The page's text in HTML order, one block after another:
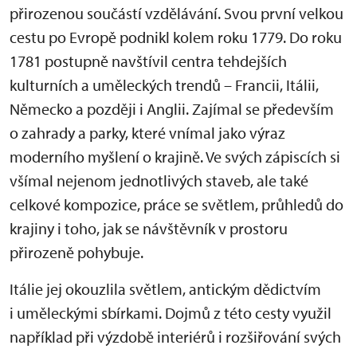
přirozenou součástí vzdělávání. Svou první velkou
cestu po Evropě podnikl kolem roku 1779. Do roku
1781 postupně navštívil centra tehdejších
kulturních a uměleckých trendů – Francii, Itálii,
Německo a později i Anglii. Zajímal se především
o zahrady a parky, které vnímal jako výraz
moderního myšlení o krajině. Ve svých zápiscích si
všímal nejenom jednotlivých staveb, ale také
celkové kompozice, práce se světlem, průhledů do
krajiny i toho, jak se návštěvník v prostoru
přirozeně pohybuje.
Itálie jej okouzlila světlem, antickým dědictvím
i uměleckými sbírkami. Dojmů z této cesty využil
například při výzdobě interiérů i rozšiřování svých